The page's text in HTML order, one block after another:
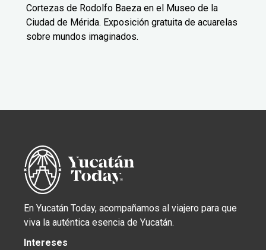
Cortezas de Rodolfo Baeza en el Museo de la
Ciudad de Mérida. Exposición gratuita de acuarelas
sobre mundos imaginados.
En Yucatán Today, acompañamos al viajero para que
viva la auténtica esencia de Yucatán.
Intereses